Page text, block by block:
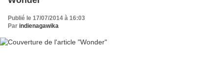
Publié le 17/07/2014 à 16:03
Par indienagawika